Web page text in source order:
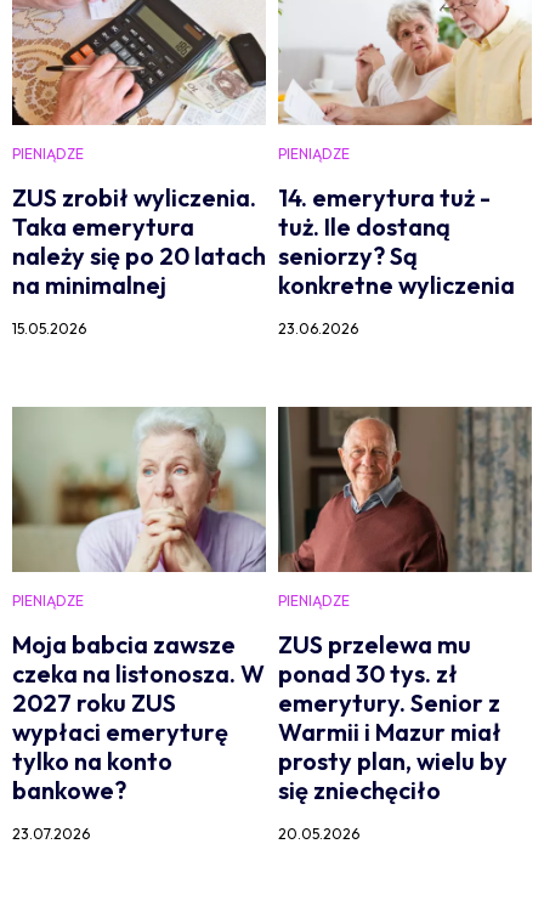
PIENIĄDZE
ZUS zrobił wyliczenia.
Taka emerytura
należy się po 20 latach
na minimalnej
15.05.2026
PIENIĄDZE
14. emerytura tuż -
tuż. Ile dostaną
seniorzy? Są
konkretne wyliczenia
23.06.2026
PIENIĄDZE
Moja babcia zawsze
czeka na listonosza. W
2027 roku ZUS
wypłaci emeryturę
tylko na konto
bankowe?
23.07.2026
PIENIĄDZE
ZUS przelewa mu
ponad 30 tys. zł
emerytury. Senior z
Warmii i Mazur miał
prosty plan, wielu by
się zniechęciło
20.05.2026